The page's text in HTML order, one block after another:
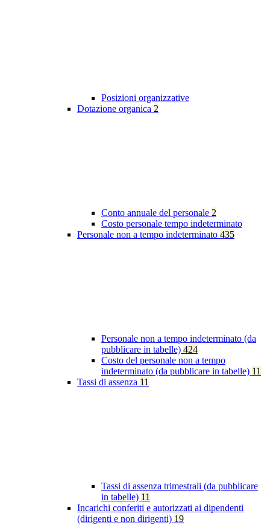
Posizioni organizzative
Dotazione organica 2
Conto annuale del personale 2
Costo personale tempo indeterminato
Personale non a tempo indeterminato 435
Personale non a tempo indeterminato (da
pubblicare in tabelle) 424
Costo del personale non a tempo
indeterminato (da pubblicare in tabelle) 11
Tassi di assenza 11
Tassi di assenza trimestrali (da pubblicare
in tabelle) 11
Incarichi conferiti e autorizzati ai dipendenti
(dirigenti e non dirigenti) 19